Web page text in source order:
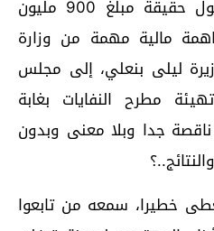
تقدم توضيحات مفصلة حول حقيقة مبلغ 900 مليون
مالية مهمة من وزارة
ليلى بنعلي، إلى مجلس
مطرح النفايات بغابة
ناقصة جدا وبلا معنى وبدون
خطيرا، سمعه من تابعوا